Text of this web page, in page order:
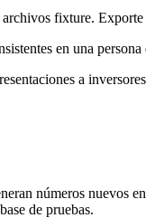
fixture.
en una
a
números nuevos
de pruebas.